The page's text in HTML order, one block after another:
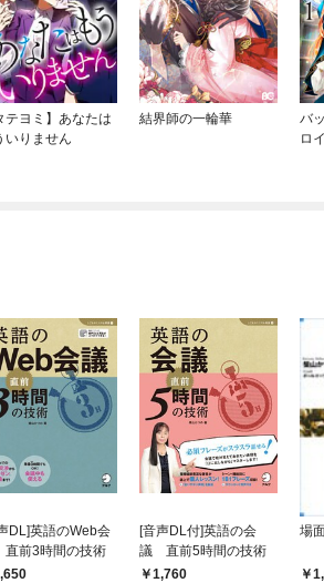
テヨミ】あなたは
いりません
結界師の一輪華
バ
ロ
DL]英語のWeb会
前3時間の技術
[音声DL付]英語の会
議 直前5時間の技術
1,760
場